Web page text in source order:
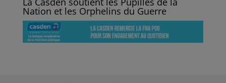
Nation et les Orphelins du Guerre